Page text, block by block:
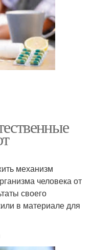
механизм
человека от
своего
в материале для